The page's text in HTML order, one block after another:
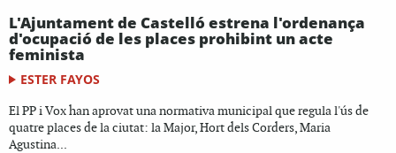
L'Ajuntament de Castelló estrena l'ordenança
d'ocupació de les places prohibint un acte
feminista
ESTER FAYOS
El PP i Vox han aprovat una normativa municipal que regula l'ús de
quatre places de la ciutat: la Major, Hort dels Corders, Maria
Agustina...